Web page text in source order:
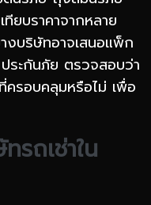
ทียบราคาจากหลาย
งบริษัทอาจเสนอแพ็ก
ระกันภัย ตรวจสอบว่า
ครอบคลุมหรือไม่ เพื่อ
รถเช่าใน